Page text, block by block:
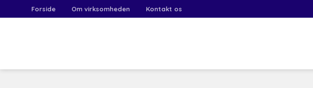
Forside Om virksomheden Kontakt os